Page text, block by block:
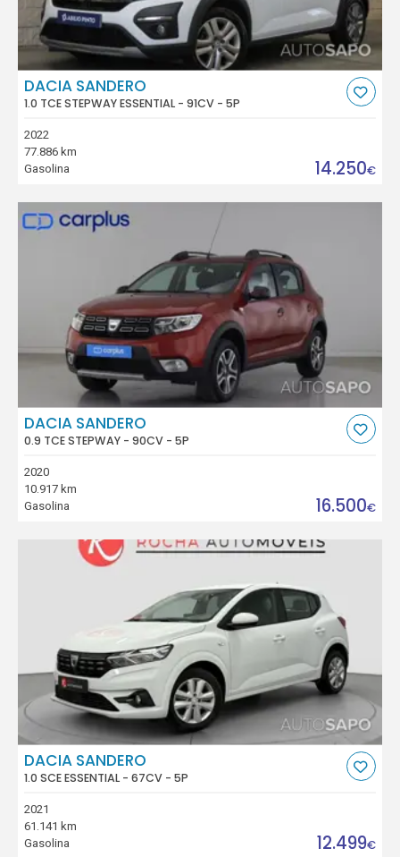
DACIA SANDERO
1.0 TCE STEPWAY ESSENTIAL - 91CV - 5P
2022
77.886 km
Gasolina
14.250€
DACIA SANDERO
0.9 TCE STEPWAY - 90CV - 5P
2020
10.917 km
Gasolina
16.500€
DACIA SANDERO
1.0 SCE ESSENTIAL - 67CV - 5P
2021
61.141 km
Gasolina
12.499€